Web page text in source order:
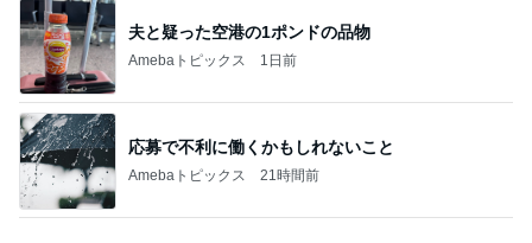
夫と疑った空港の1ポンドの品物
Amebaトピックス 1日前
応募で不利に働くかもしれないこと
Amebaトピックス 21時間前